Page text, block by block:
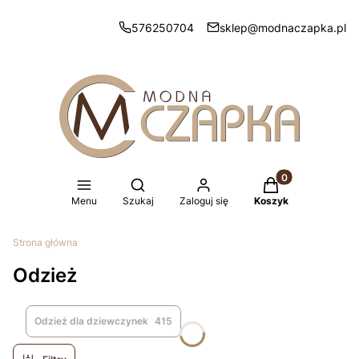
576250704 sklep@modnaczapka.pl
Menu
Otwórz wyszukiwarkę
Szukaj Zaloguj się
Produkty w
Koszyk
Strona główna
Odzież
Odzież dla dziewczynek 415